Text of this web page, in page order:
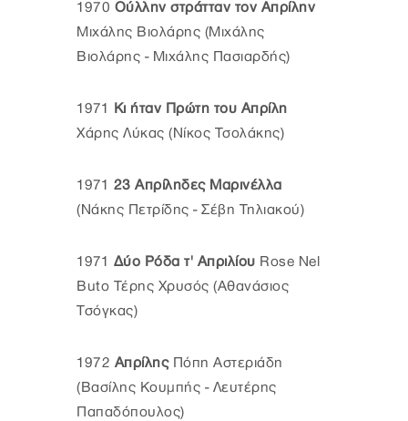
1970 Ούλλην στράτταν τον Απρίλην
Μιχάλης Βιολάρης (Μιχάλης
Βιολάρης - Μιχάλης Πασιαρδής)
1971
Κι ήταν Πρώτη του Απρίλη
Χάρης Λύκας (Νίκος Τσολάκης)
1971 23 Απρίληδες Μαρινέλλα
(Νάκης Πετρίδης - Σέβη Τηλιακού)
1971 Δύο Ρόδα τ' Απριλίου Rose Nel
Buto Τέρης Χρυσός (Αθανάσιος
Τσόγκας)
1972 ΑπρίληςΠόπη Αστεριάδη
(Βασίλης Κουμπής - Λευτέρης
Παπαδόπουλος)